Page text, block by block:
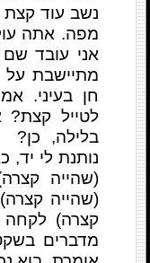
נשב עוד
מפה. אתה
אני עובד
מתיישבת על
חן בעיני.
לטייל
בלילה, כן?
נותנת לי יד,
(שהייה
(שהייה
קצרה) לקחה
מדברים